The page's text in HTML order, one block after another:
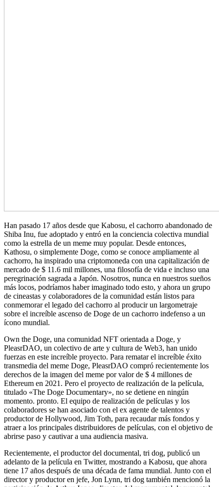
Han pasado 17 años desde que Kabosu, el cachorro abandonado de
Shiba Inu, fue adoptado y entró en la conciencia colectiva mundial
como la estrella de un meme muy popular. Desde entonces,
Kathosu, o simplemente Doge, como se conoce ampliamente al
cachorro, ha inspirado una criptomoneda con una capitalización de
mercado de $ 11.6 mil millones, una filosofía de vida e incluso una
peregrinación sagrada a Japón. Nosotros, nunca en nuestros sueños
más locos, podríamos haber imaginado todo esto, y ahora un grupo
de cineastas y colaboradores de la comunidad están listos para
conmemorar el legado del cachorro al producir un largometraje
sobre el increíble ascenso de Doge de un cachorro indefenso a un
ícono mundial.
Own the Doge, una comunidad NFT orientada a Doge, y
PleasrDAO, un colectivo de arte y cultura de Web3, han unido
fuerzas en este increíble proyecto. Para rematar el increíble éxito
transmedia del meme Doge, PleasrDAO compró recientemente los
derechos de la imagen del meme por valor de $ 4 millones de
Ethereum en 2021. Pero el proyecto de realización de la película,
titulado «The Doge Documentary», no se detiene en ningún
momento. pronto. El equipo de realización de películas y los
colaboradores se han asociado con el ex agente de talentos y
productor de Hollywood, Jim Toth, para recaudar más fondos y
atraer a los principales distribuidores de películas, con el objetivo de
abrirse paso y cautivar a una audiencia masiva.
Recientemente, el productor del documental, tri dog, publicó un
adelanto de la película en Twitter, mostrando a Kabosu, que ahora
tiene 17 años después de una década de fama mundial. Junto con el
director y productor en jefe, Jon Lynn, tri dog también mencionó la